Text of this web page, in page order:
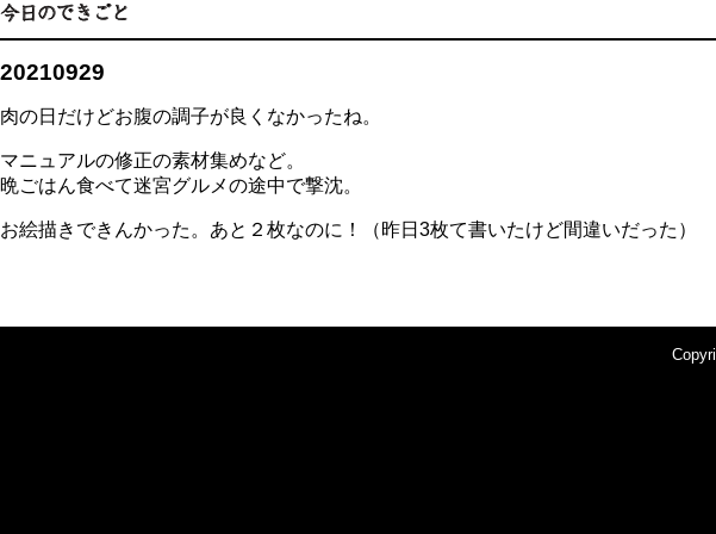
20210929
肉の日だけどお腹の調子が良くなかったね。
マニュアルの修正の素材集めなど。
晩ごはん食べて迷宮グルメの途中で撃沈。
お絵描きできんかった。あと２枚なのに！（昨日3枚て書いたけど間違いだった）